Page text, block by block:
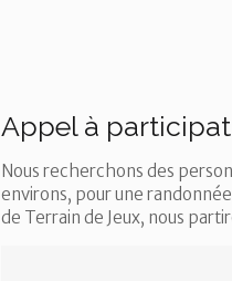
Appel à
Nous recherchons des
environs, pour une
de Terrain de Jeux, nous